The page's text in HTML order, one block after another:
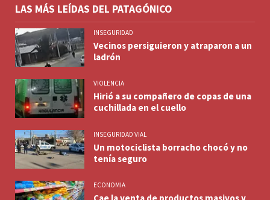
LAS MÁS LEÍDAS DEL PATAGÓNICO
INSEGURIDAD
Vecinos persiguieron y atraparon a un
ladrón
VIOLENCIA
Hirió a su compañero de copas de una
cuchillada en el cuello
INSEGURIDAD VIAL
Un motociclista borracho chocó y no
tenía seguro
ECONOMIA